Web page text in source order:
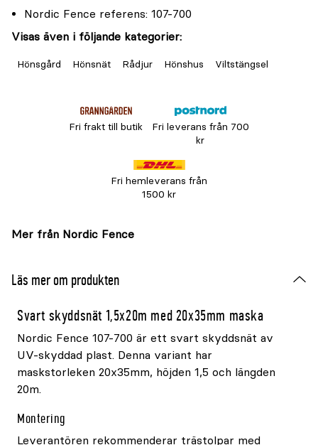
Nordic Fence referens: 107-700
Visas även i följande kategorier:
Hönsgård Hönsnät Rådjur Hönshus Viltstängsel
Fri frakt till butik
Fri leverans från 700
kr
Fri hemleverans från
1500 kr
Mer från Nordic Fence
Läs mer om produkten
Svart skyddsnät 1,5x20m med 20x35mm maska
Nordic Fence 107-700 är ett svart skyddsnät av
UV-skyddad plast. Denna variant har
maskstorleken 20x35mm, höjden 1,5 och längden
20m.
Montering
Leverantören rekommenderar trästolpar med